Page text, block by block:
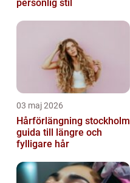
personlig stil
03 maj 2026
Hårförlängning stockholm
guida till längre och
fylligare hår